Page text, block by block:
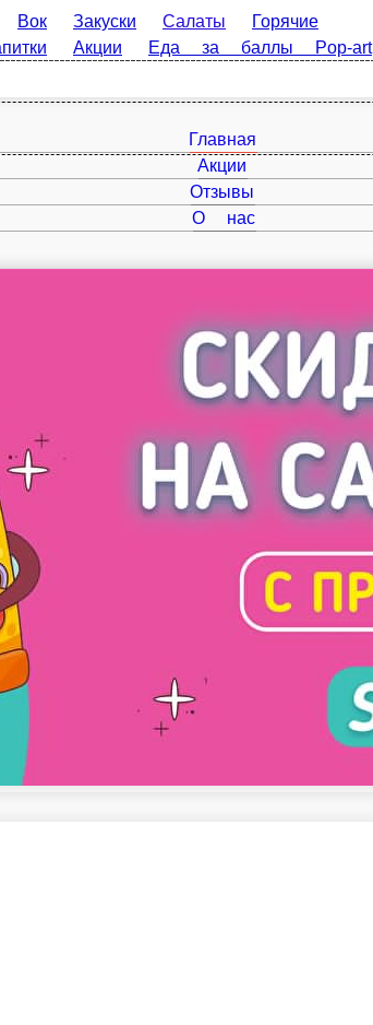
Главная
Акции
Отзывы
О нас
Вок Закуски Салаты
Горячие
Акции Еда за баллы Pop-art